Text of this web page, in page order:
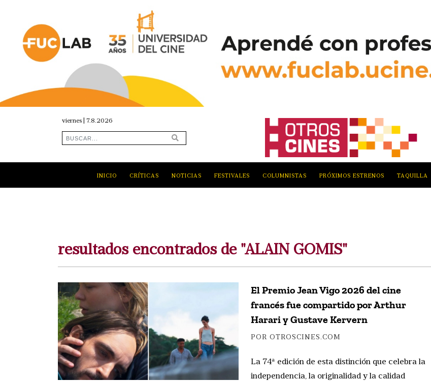
viernes | 7.8.2026
INICIO CRÍTICAS NOTICIAS FESTIVALES COLUMNISTAS PRÓXIMOS ESTRENOS TAQUILLA
resultados encontrados de "ALAIN GOMIS"
El Premio Jean Vigo 2026 del cine
francés fue compartido por Arthur
Harari y Gustave Kervern
POR OTROSCINES.COM
La 74ª edición de esta distinción que celebra la
independencia, la originalidad y la calidad